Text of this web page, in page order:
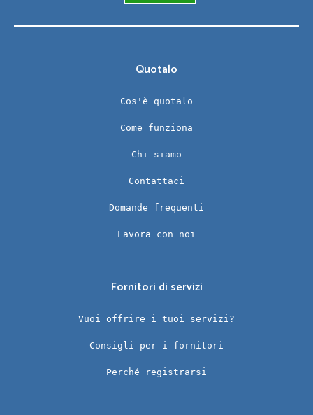
Quotalo
Cos'è quotalo
Come funziona
Chi siamo
Contattaci
Domande frequenti
Lavora con noi
Fornitori di servizi
Vuoi offrire i tuoi servizi?
Consigli per i fornitori
Perché registrarsi